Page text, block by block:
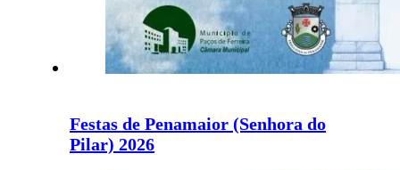
Festas de Penamaior (Senhora do
Pilar) 2026